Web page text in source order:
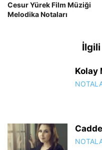
Cesur Yürek Film Müziği
Melodika Notaları
Kolay